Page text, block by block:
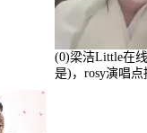
(0)梁洁Little在
是)，rosy演唱点